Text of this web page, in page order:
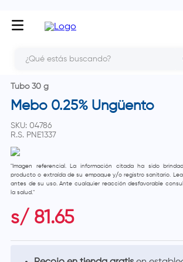
Tubo 30 g
Mebo 0.25% Ungüento
SKU: 04786
R.S. PNE1337
"Imagen referencial. La información citada ha sido
producto o extraída de su empaque y/o registro sanitario.
antes de su uso. Ante cualquier reacción desfavorable
la salud."
s/ 81 .65